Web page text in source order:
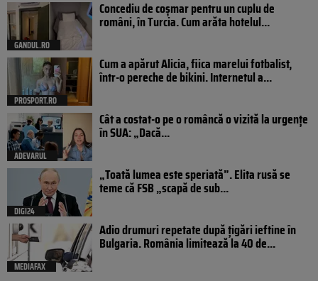
GANDUL.RO
Concediu de coșmar pentru un cuplu de
români, în Turcia. Cum arăta hotelul...
PROSPORT.RO
Cum a apărut Alicia, fiica marelui fotbalist,
într-o pereche de bikini. Internetul a...
ADEVARUL
Cât a costat-o pe o româncă o vizită la urgențe
în SUA: „Dacă...
DIGI24
„Toată lumea este speriată”. Elita rusă se
teme că FSB „scapă de sub...
MEDIAFAX
Adio drumuri repetate după țigări ieftine în
Bulgaria. România limitează la 40 de...